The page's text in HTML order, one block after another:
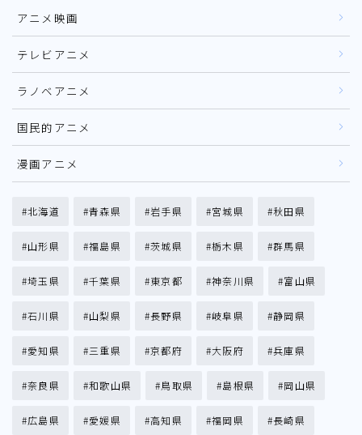
アニメ映画
テレビアニメ
ラノベアニメ
国民的アニメ
漫画アニメ
北海道 青森県 岩手県 宮城県 秋田県
山形県 福島県 茨城県 栃木県 群馬県
埼玉県 千葉県 東京都 神奈川県 富山県
石川県 山梨県 長野県 岐阜県 静岡県
愛知県 三重県 京都府 大阪府 兵庫県
奈良県 和歌山県 鳥取県 島根県 岡山県
広島県 愛媛県 高知県 福岡県 長崎県